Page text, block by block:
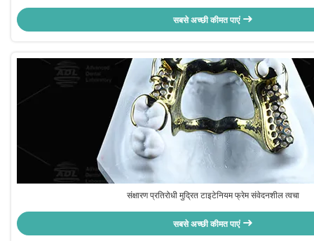
सबसे अच्छी कीमत पाएं
संक्षारण प्रतिरोधी मुद्रित टाइटेनियम फ्रेम संवेदनशील त्वचा
सबसे अच्छी कीमत पाएं